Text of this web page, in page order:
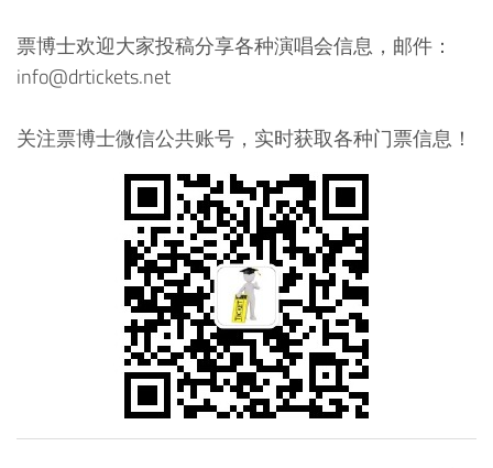
票博士欢迎大家投稿分享各种演唱会信息，邮件：
info@drtickets.net
关注票博士微信公共账号，实时获取各种门票信息！